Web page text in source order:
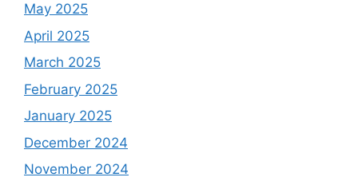
May 2025
April 2025
March 2025
February 2025
January 2025
December 2024
November 2024